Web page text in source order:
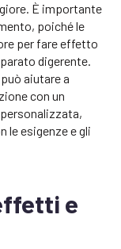
È importante
poiché le
per fare effetto
digerente.
aiutare a
con un
le esigenze e gli
e